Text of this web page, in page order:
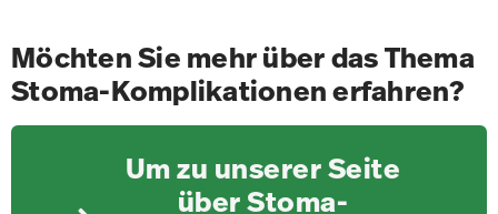
Möchten Sie mehr über das Thema
Stoma-Komplikationen erfahren?
Um zu unserer Seite
über Stoma-